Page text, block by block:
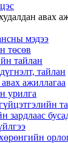
авах
мэдээ
төсөв
тайлан
тайлан
ажиллагаа
урилга
зардлаас